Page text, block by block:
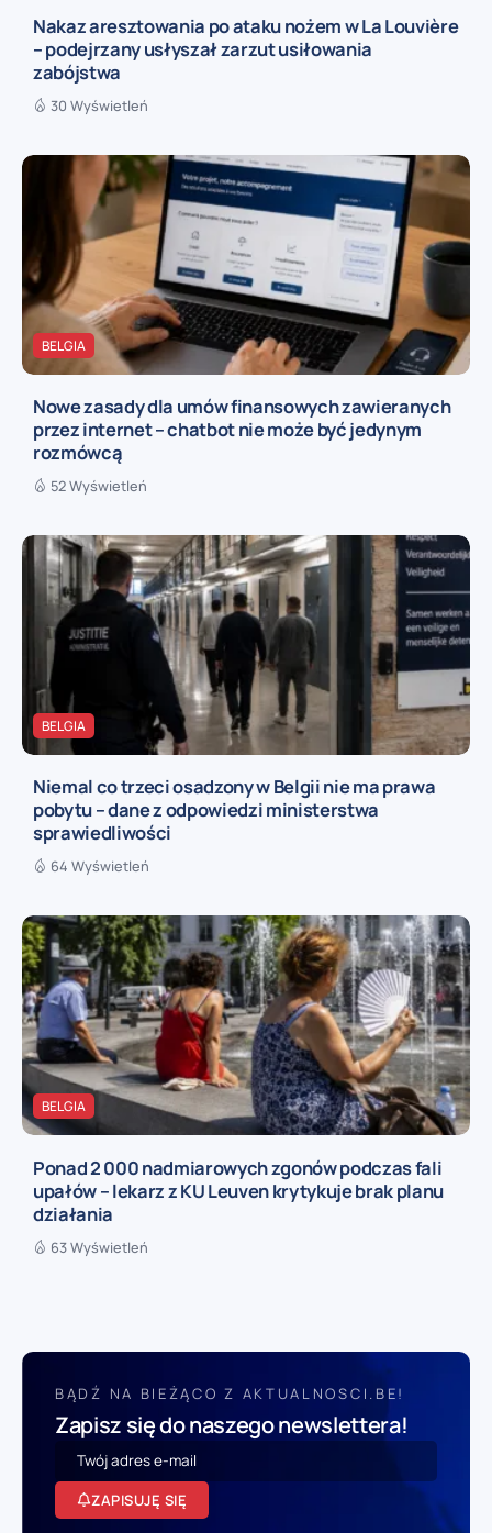
Nakaz aresztowania po ataku nożem w La Louvière
– podejrzany usłyszał zarzut usiłowania
zabójstwa
30 Wyświetleń
BELGIA
Nowe zasady dla umów finansowych zawieranych
przez internet – chatbot nie może być jedynym
rozmówcą
52 Wyświetleń
BELGIA
Niemal co trzeci osadzony w Belgii nie ma prawa
pobytu – dane z odpowiedzi ministerstwa
sprawiedliwości
64 Wyświetleń
BELGIA
Ponad 2 000 nadmiarowych zgonów podczas fali
upałów – lekarz z KU Leuven krytykuje brak planu
działania
63 Wyświetleń
BĄDŹ NA BIEŻĄCO Z AKTUALNOSCI.BE!
Zapisz się do naszego newslettera!
ZAPISUJĘ SIĘ